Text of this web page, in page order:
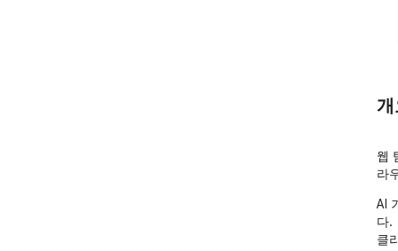
웹
라
AI
다.
클